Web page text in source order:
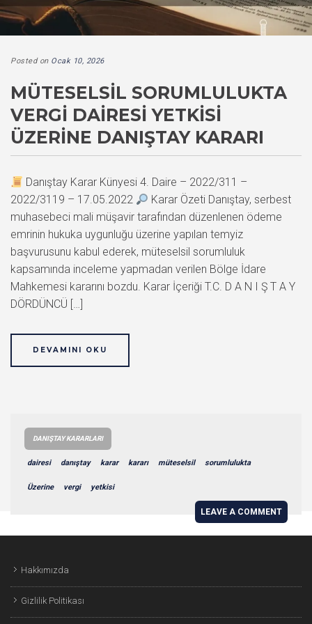
Posted on Ocak 10, 2026
MÜTESELSIL SORUMLULUKTA
VERGI DAIRESI YETKISI
ÜZERINE DANIŞTAY KARARI
Danıştay Karar Künyesi 4. Daire – 2022/311 –
2022/3119 – 17.05.2022
Karar Özeti Danıştay, serbest
muhasebeci mali müşavir tarafından düzenlenen ödeme
emrinin hukuka uygunluğu üzerine yapılan temyiz
başvurusunu kabul ederek, müteselsil sorumluluk
kapsamında inceleme yapmadan verilen Bölge İdare
Mahkemesi kararını bozdu. Karar İçeriği T.C. D A N I Ş T A Y
DÖRDÜNCÜ […]
DEVAMINI OKU
DANIŞTAY KARARLARI
dairesi danıştay karar kararı müteselsil sorumlulukta
Üzerine vergi yetkisi
LEAVE A COMMENT
Hakkımızda
Gizlilik Politikası